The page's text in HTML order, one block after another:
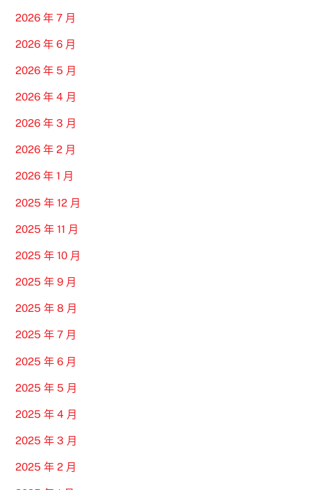
2026 年 7 月
2026 年 6 月
2026 年 5 月
2026 年 4 月
2026 年 3 月
2026 年 2 月
2026 年 1 月
2025 年 12 月
2025 年 11 月
2025 年 10 月
2025 年 9 月
2025 年 8 月
2025 年 7 月
2025 年 6 月
2025 年 5 月
2025 年 4 月
2025 年 3 月
2025 年 2 月